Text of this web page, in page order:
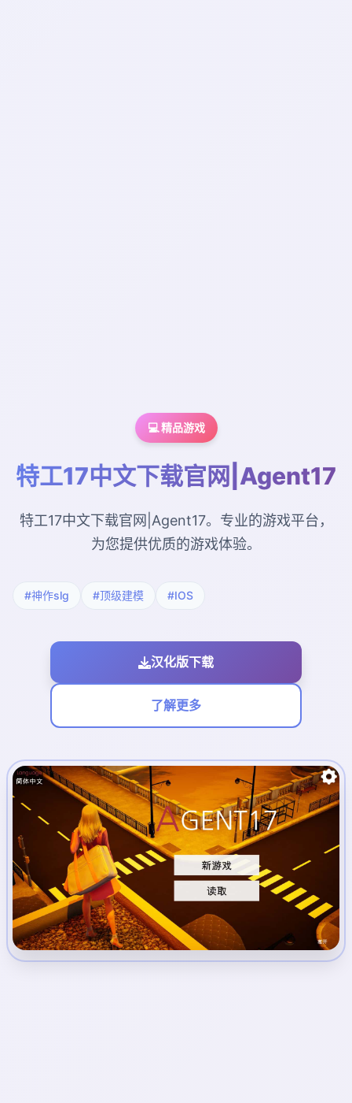
💻 精品游戏
特工17中文下载官网|Agent17
特工17中文下载官网|Agent17。专业的游戏平台，
为您提供优质的游戏体验。
#神作slg #顶级建模 #IOS
汉化版下载
了解更多